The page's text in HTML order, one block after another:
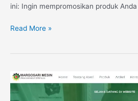
ini: Ingin mempromosikan produk
Read More »
Website
Margosari
Mesin